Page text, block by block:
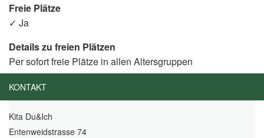
Freie Plätze
✓ Ja
Details zu freien Plätzen
Per sofort freie Plätze in allen Altersgruppen
KONTAKT
Kita Du&Ich
Entenweidstrasse 74